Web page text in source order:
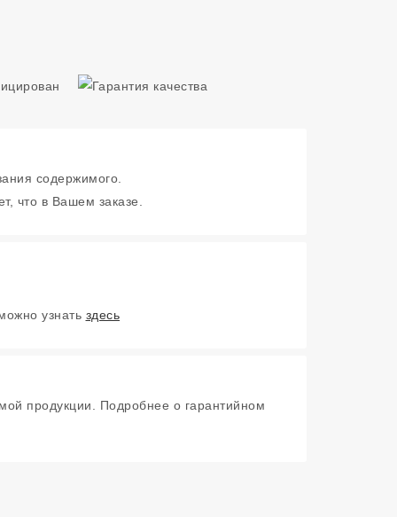
содержимого.
что в Вашем заказе.
узнать здесь
продукции. Подробнее о гарантийном